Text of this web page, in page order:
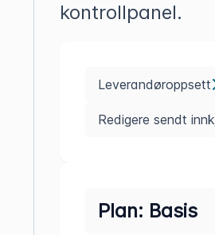
kontrollpanel.
Leverandøroppsett
Redigere sendt
Plan: Basis